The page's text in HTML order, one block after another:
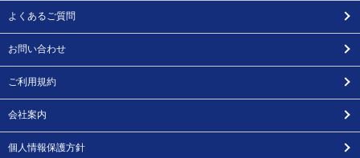
よくあるご質問
お問い合わせ
ご利用規約
会社案内
個人情報保護方針